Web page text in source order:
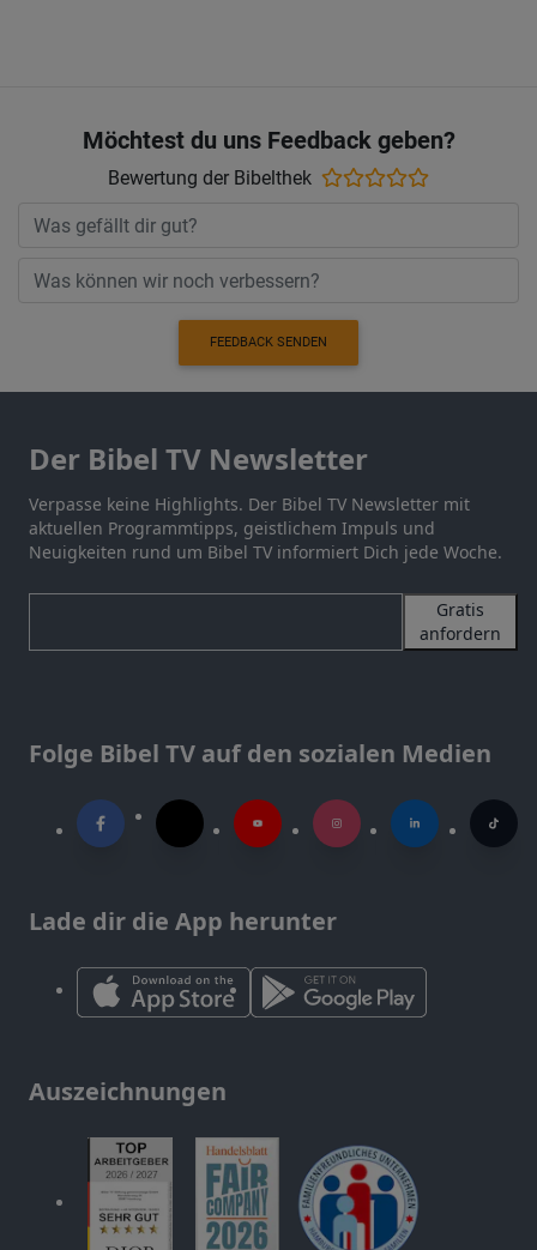
Möchtest du uns Feedback geben?
Bewertung der Bibelthek
FEEDBACK SENDEN
Der Bibel TV Newsletter
Verpasse keine Highlights. Der Bibel TV Newsletter mit
aktuellen Programmtipps, geistlichem Impuls und
Neuigkeiten rund um Bibel TV informiert Dich jede Woche.
Gratis
anfordern
Folge Bibel TV auf den sozialen Medien
Lade dir die App herunter
Auszeichnungen